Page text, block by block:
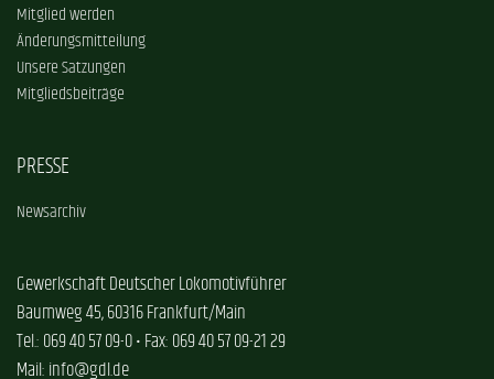
Mitglied werden
Änderungsmitteilung
Unsere Satzungen
Mitgliedsbeiträge
PRESSE
Newsarchiv
Gewerkschaft Deutscher Lokomotivführer
Baumweg 45, 60316 Frankfurt/Main
Tel.: 069 40 57 09-0 • Fax: 069 40 57 09-21 29
Mail: info@gdl.de